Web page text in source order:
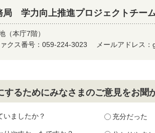
学力向上推進プロジェクトチー
（本庁7階）
クス番号：059-224-3023 メールアドレス：
するためにみなさまのご意見をお聞
いましたか？ 充分だった